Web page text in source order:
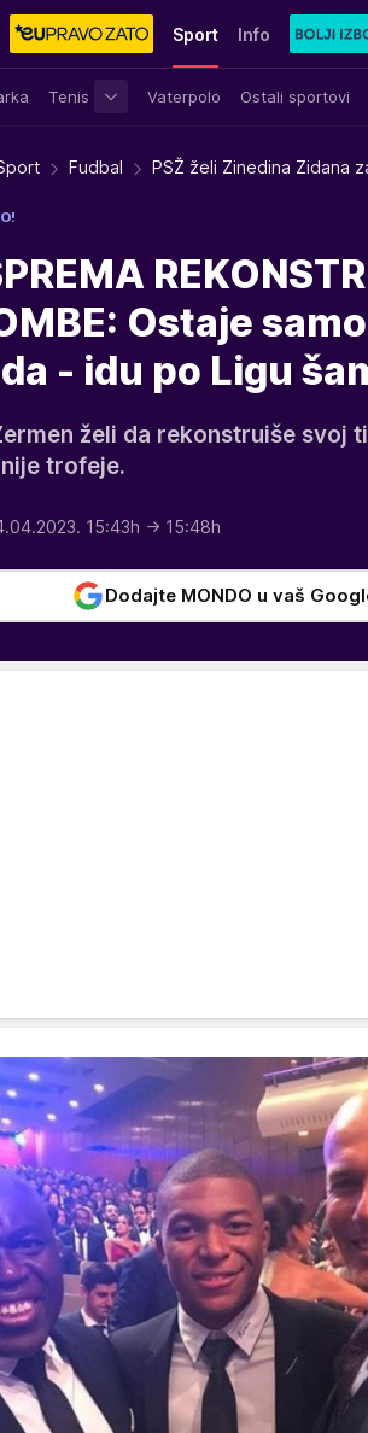
Sport
Tenis Vaterpolo Ostali sportovi
Info
Yumama
Fudbal PSŽ želi Zinedina Zidana
Ostaje
- idu po Ligu
želi da rekonstruiše svoj
trofeje.
15:43h → 15:48h
Dodajte MONDO u vaš